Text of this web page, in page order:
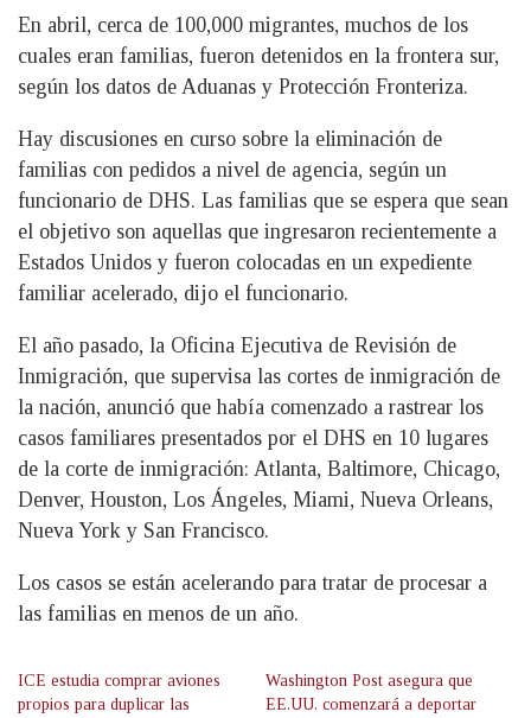
En abril, cerca de 100,000 migrantes, muchos de los
cuales eran familias, fueron detenidos en la frontera sur,
según los datos de Aduanas y Protección Fronteriza.
Hay discusiones en curso sobre la eliminación de
familias con pedidos a nivel de agencia, según un
funcionario de DHS. Las familias que se espera que sean
el objetivo son aquellas que ingresaron recientemente a
Estados Unidos y fueron colocadas en un expediente
familiar acelerado, dijo el funcionario.
El año pasado, la Oficina Ejecutiva de Revisión de
Inmigración, que supervisa las cortes de inmigración de
la nación, anunció que había comenzado a rastrear los
casos familiares presentados por el DHS en 10 lugares
de la corte de inmigración: Atlanta, Baltimore, Chicago,
Denver, Houston, Los Ángeles, Miami, Nueva Orleans,
Nueva York y San Francisco.
Los casos se están acelerando para tratar de procesar a
las familias en menos de un año.
ICE estudia comprar aviones
propios para duplicar las
Washington Post asegura que
EE.UU. comenzará a deportar